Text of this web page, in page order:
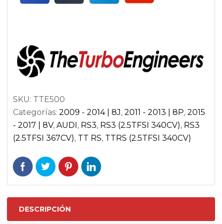
TTRS
8J
SKU: TTE500
Categorías: 2009 - 2014 | 8J, 2011 - 2013 | 8P, 2015
- 2017 | 8V, AUDI , RS3, RS3 (2.5TFSI 340CV), RS3
(2.5TFSI 367CV), TT RS, TTRS (2.5TFSI 340CV)
DESCRIPCIÓN